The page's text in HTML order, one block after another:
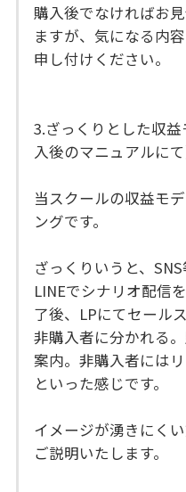
購入後でなければお
ますが、気になる内
申し付けください。
3.ざっくりとした収
入後のマニュアルにて
当スクールの収益モ
ングです。
ざっくりいうと、
LINEでシナリオ配信
了後、LPにてセール
非購入者に分かれる
案内。非購入者には
といった感じです。
イメージが湧きにく
ご説明いたします。